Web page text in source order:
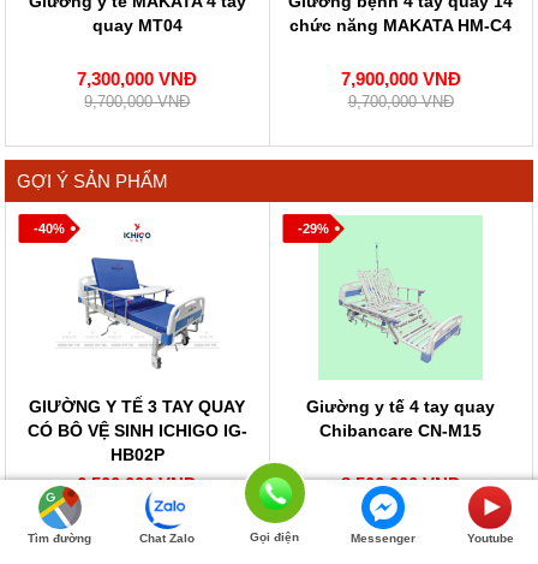
0844993377
quay MT04
7,300,000 VNĐ
9,700,000 VNĐ
chức năng MAKATA HM-C4
7,900,000 VNĐ
9,700,000 VNĐ
GỢI Ý SẢN PHẨM
-40%
GIƯỜNG Y TẾ 3 TAY QUAY
CÓ BÔ VỆ SINH ICHIGO IG-
HB02P
6,500,000 VNĐ
10,800,000 VNĐ
-29%
Giường y tế 4 tay quay
Chibancare CN-M15
8,500,000 VNĐ
11,900,000 VNĐ
Tìm đường Chat Zalo Gọi điện Messenger Youtube